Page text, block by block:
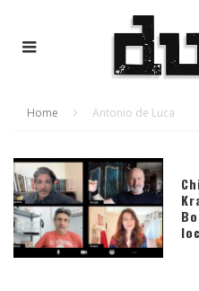
Home Antonio de Luca